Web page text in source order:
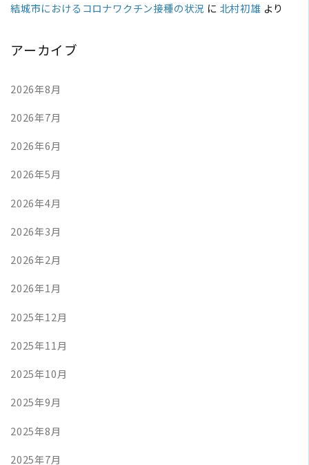
結城市におけるコロナワクチン接種の状況 に 北村初雄より
アーカイブ
2026年8月
2026年7月
2026年6月
2026年5月
2026年4月
2026年3月
2026年2月
2026年1月
2025年12月
2025年11月
2025年10月
2025年9月
2025年8月
2025年7月